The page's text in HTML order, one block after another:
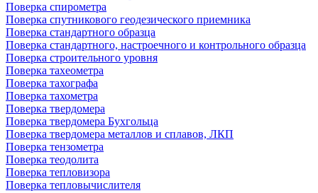
Поверка спирометра
Поверка спутникового геодезического приемника
Поверка стандартного образца
Поверка стандартного, настроечного и контрольного образца
Поверка строительного уровня
Поверка тахеометра
Поверка тахографа
Поверка тахометра
Поверка твердомера
Поверка твердомера Бухгольца
Поверка твердомера металлов и сплавов, ЛКП
Поверка тензометра
Поверка теодолита
Поверка тепловизора
Поверка тепловычислителя